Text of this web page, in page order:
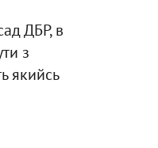
ДБР, в
з
якийсь